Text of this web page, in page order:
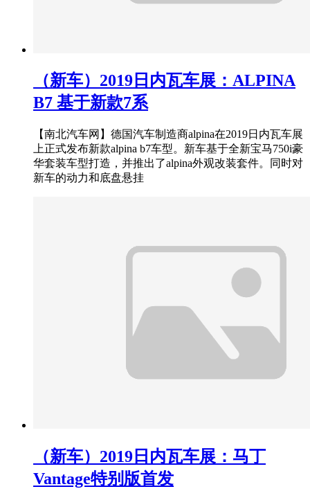
（新车）2019日内瓦车展：ALPINA
B7 基于新款7系
【南北汽车网】德国汽车制造商alpina在2019日内瓦车展
上正式发布新款alpina b7车型。新车基于全新宝马750i豪
华套装车型打造，并推出了alpina外观改装套件。同时对
新车的动力和底盘悬挂
（新车）2019日内瓦车展：马丁
Vantage特别版首发